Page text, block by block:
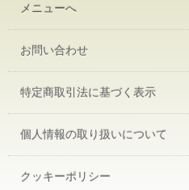
メニューへ
お問い合わせ
特定商取引法に基づく表示
個人情報の取り扱いについて
クッキーポリシー